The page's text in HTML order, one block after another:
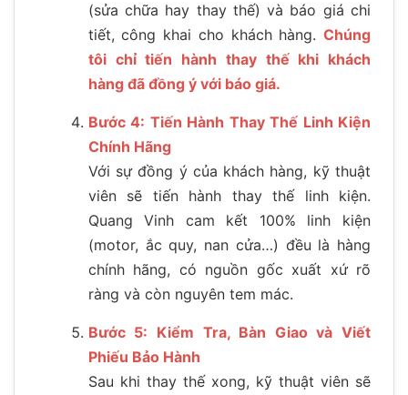
(sửa chữa hay thay thế) và báo giá chi
tiết, công khai cho khách hàng. Chúng
tôi chỉ tiến hành thay thế khi khách
hàng đã đồng ý với báo giá.
Bước 4: Tiến Hành Thay Thế Linh Kiện
Chính Hãng
Với sự đồng ý của khách hàng, kỹ thuật
viên sẽ tiến hành thay thế linh kiện.
Quang Vinh cam kết 100% linh kiện
(motor, ắc quy, nan cửa…) đều là hàng
chính hãng, có nguồn gốc xuất xứ rõ
ràng và còn nguyên tem mác.
Bước 5: Kiểm Tra, Bàn Giao và Viết
Phiếu Bảo Hành
Sau khi thay thế xong, kỹ thuật viên sẽ